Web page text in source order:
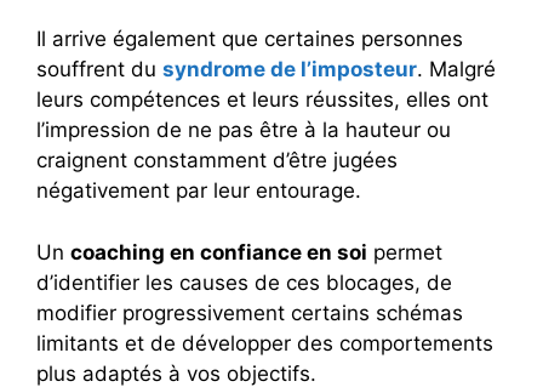
Il arrive également que certaines personnes
souffrent du syndrome de l’imposteur. Malgré
leurs compétences et leurs réussites, elles ont
l’impression de ne pas être à la hauteur ou
craignent constamment d’être jugées
négativement par leur entourage.
Un coaching en confiance en soi permet
d’identifier les causes de ces blocages, de
modifier progressivement certains schémas
limitants et de développer des comportements
plus adaptés à vos objectifs.